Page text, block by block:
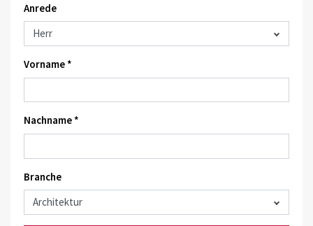
Anrede
Vorname *
Nachname *
Branche